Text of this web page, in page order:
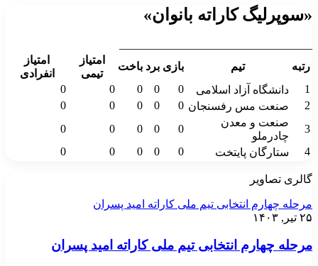
«سوپرلیگ کاراته بانوان»
رتبه
تیم بازی برد باخت
امتیاز
تیمی
امتیاز
انفرادی
1
دانشگاه آزاد اسلامی 0
0
0
0
0
2
صنعت مس رفسنجان 0
0
0
0
0
3
صنعت و معدن
چادرملو
0
0
0
0
0
4
ستارگان پایتخت 0
0
0
0
0
گالری تصاویر
مرحله چهارم انتخابی تیم ملی کاراته امید پسران
۲۵ تیر, ۱۴۰۳
مرحله چهارم انتخابی تیم ملی کاراته امید پسران